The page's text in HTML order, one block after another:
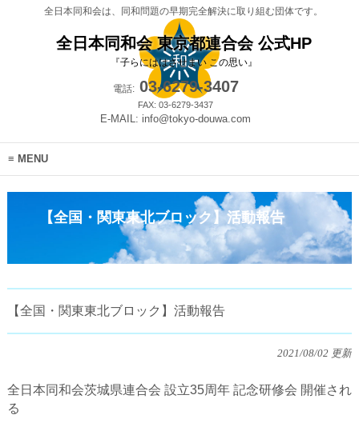
全日本同和会は、同和問題の早期完全解決に取り組む団体です。
全日本同和会 東京都連合会 公式HP
『子らにははさせまい この思い』
電話:03-6279-3407
FAX: 03-6279-3437
E-MAIL: info@tokyo-douwa.com
MENU
【全国・関東東北ブロック】活動報告
【全国・関東東北ブロック】活動報告
2021/08/02 更新
全日本同和会茨城県連合会 設立35周年 記念研修会 開催され
る